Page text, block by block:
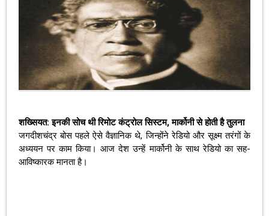
शख्सियत: इनकी सोच थी रिमोट कंट्रोल सिस्टम, मार्कोनी से होती है तुलना
जगदीशचंद्र बोस पहले ऐसे वैज्ञानिक थे, जिन्होंने रेडियो और सूक्ष्म तरंगों के
अध्ययन पर काम किया। आज देश उन्हें मार्कोनी के साथ रेडियो का सह-
आविष्कारक मानता है।